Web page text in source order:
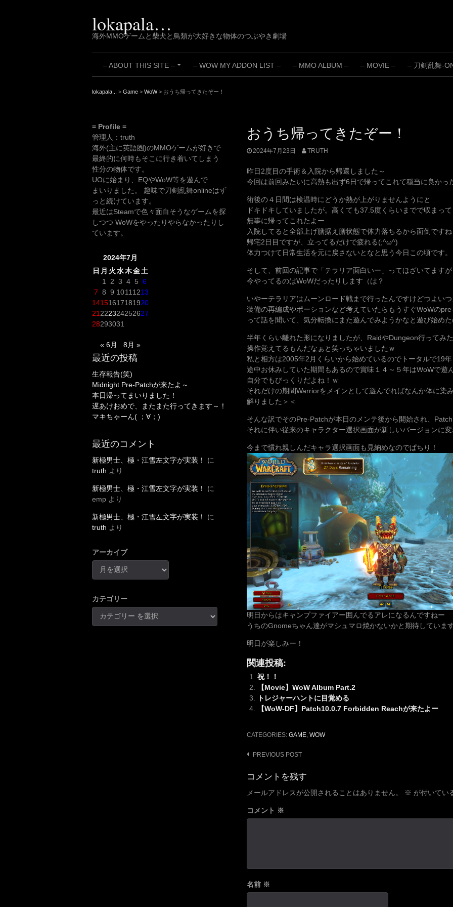
lokapala…
海外MMOゲームと柴犬と鳥類が大好きな物体のつぶやき劇場
+
– ABOUT THIS SITE – – WOW MY ADDON LIST – – MMO ALBUM – – MOVIE – – 刀剣乱舞-
lokapala... > Game > WoW> おうち帰ってきたぞー！
おうち帰ってきたぞー！
2024年7月23日 TRUTH
昨日2度目の手術＆入院から帰還しました～
今回は前回みたいに高熱も出ず6日で帰ってこれて穏当に良かっ
術後の４日間は検温時にどうか熱が上がりませんようにと
ドキドキしていましたが。高くても37.5度くらいまでで収まっ
無事に帰ってこれたよー
入院してると全部上げ膳据え膳状態で体力落ちるから面倒です
帰宅2日目ですが、立ってるだけで疲れる(;^ω^)
体力つけて日常生活を元に戻さないとなと思う今日この頃です。
そして、前回の記事で「テラリア面白いー」ってほざいてますが
今やってるのはWoWだったりします（は？
いやーテラリアはムーンロード戦まで行ったんですけどつよい
装備の再編成やポーションなど考えていたらもうすぐWoWの
って話を聞いて、気分転換にまた遊んでみようかなと遊び始め
半年くらい離れた形になりましたが、RaidやDungeon行ってみ
操作覚えてるもんだなぁと笑っちゃいましたｗ
私と相方は2005年2月くらいから始めているのでトータルで19
途中お休みしていた期間もあるので賞味１４～５年はWoWで遊
自分でもびっくりだよね！ｗ
それだけの期間Warriorをメインとして遊んでればなんか体に染
解りました＞＜
そんな訳でそのPre-Patchが本日のメンテ後から開始され、
それに伴い従来のキャラクター選択画面が新しいバージョンに
今まで慣れ親しんだキャラ選択画面も見納めなのでぱちり！
明日からはキャンプファイアー囲んでるアレになるんですねー
うちのGnomeちゃん達がマシュマロ焼かないかと期待していま
明日が楽しみー！
関連投稿:
祝！！
【Movie】WoW Album Part.2
トレジャーハントに目覚める
【WoW-DF】Patch10.0.7 Forbidden Reachが来たよー
CATEGORIES: GAME WOW
Post
navigation
PREVIOUS POST
コメントを残す
メールアドレスが公開されることはありません。 ※ が付いてい
コメント ※
名前 ※
= Profile =
管理人：truth
海外(主に英語圏)のMMOゲームが好きで
最終的に何時もそこに行き着いてしまう
性分の物体です。
UOに始まり、EQやWoW等を遊んで
まいりました。 趣味で刀剣乱舞onlineはず
っと続けています。
最近はSteamで色々面白そうなゲームを探
しつつ WoWをやったりやらなかったりし
ています。
2024年7月
日 月 火水木金土
1
2 3 4 5 6
7 8 9 1011 1213
14151617181920
21 222324252627
28293031
« 6月 8月 »
最近の投稿
生存報告(笑)
Midnight Pre-Patchが来たよ～
本日帰ってまいりました！
遅あけおめで、またまた行ってきます～！
マキちゃーん( ；∀；)
最近のコメント
新極男士、極・江雪左文字が実装！
に
truth より
新極男士、極・江雪左文字が実装！
に
emp より
新極男士、極・江雪左文字が実装！
に
truth より
アーカイブ
カテゴリー